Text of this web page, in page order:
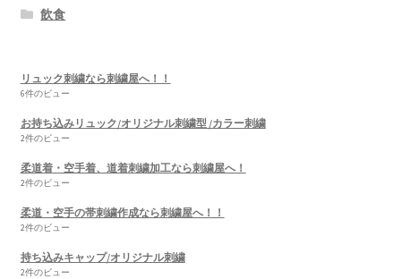
飲食
リュック刺繍なら刺繍屋へ！！
6件のビュー
お持ち込みリュック/オリジナル刺繍型 /カラー刺繍
2件のビュー
柔道着・空手着、道着刺繍加工なら刺繍屋へ！
2件のビュー
柔道・空手の帯刺繍作成なら刺繍屋へ！！
2件のビュー
持ち込みキャップ/オリジナル刺繍
2件のビュー